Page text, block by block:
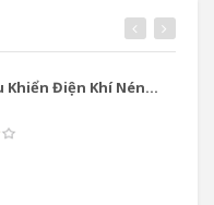
Khiển Điện Khí Nén...